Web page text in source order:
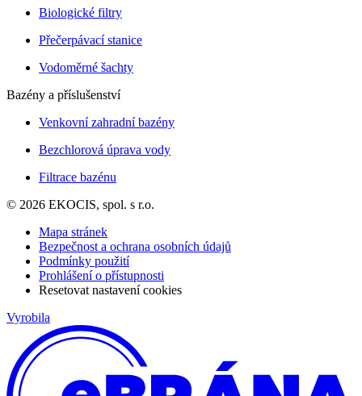
Biologické filtry
Přečerpávací stanice
Vodoměrné šachty
Bazény a příslušenství
Venkovní zahradní bazény
Bezchlorová úprava vody
Filtrace bazénu
© 2026 EKOCIS, spol. s r.o.
Mapa stránek
Bezpečnost a ochrana osobních údajů
Podmínky použití
Prohlášení o přístupnosti
Resetovat nastavení cookies
Vyrobila